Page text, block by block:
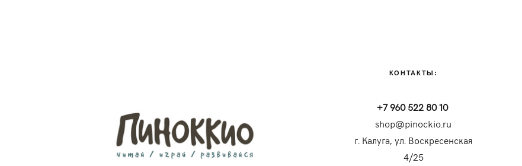
КОНТАКТЫ:
+7 960 522 80 10
shop@pinockio.ru
г. Калуга, ул. Воскресенская
4/25